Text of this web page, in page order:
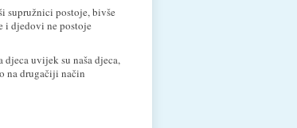
supružnici postoje, bivše
i djedovi ne postoje
djeca uvijek su naša djeca,
na drugačiji način